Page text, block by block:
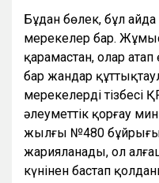
Бұдан бөлек, бұл
мерекелер бар.
қарамастан, олар
бар жандар
мерекелердің тізбесі
әлеуметтік қорғау
жылғы №480
жарияланады, ол
күнінен бастап